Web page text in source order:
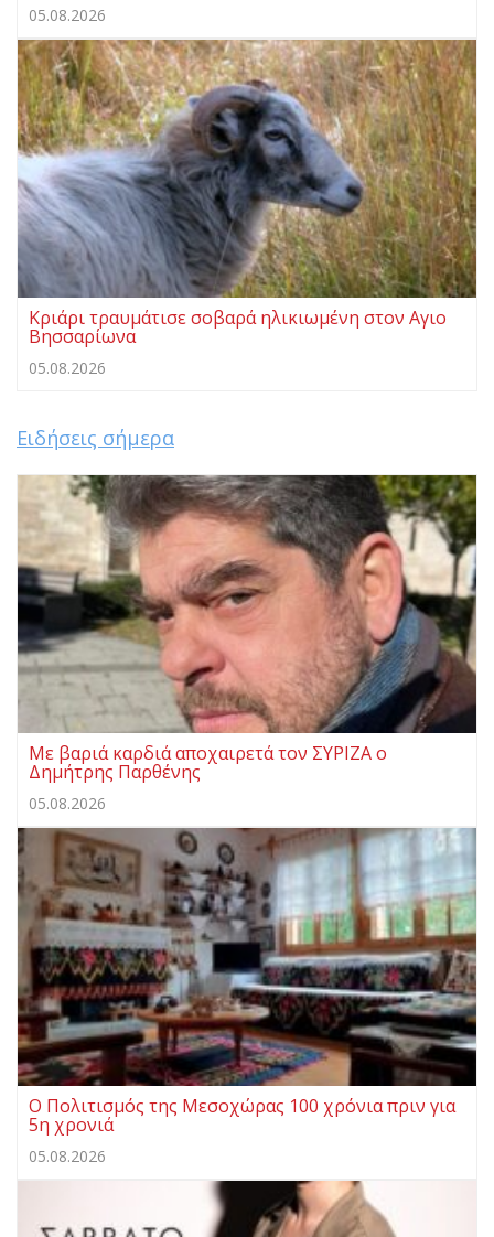
05.08.2026
Κριάρι τραυμάτισε σοβαρά ηλικιωμένη στον Αγιο
Βησσαρίωνα
05.08.2026
Ειδήσεις σήμερα
Με βαριά καρδιά αποχαιρετά τον ΣΥΡΙΖΑ ο
Δημήτρης Παρθένης
05.08.2026
Ο Πολιτισμός της Μεσοχώρας 100 χρόνια πριν για
5η χρονιά
05.08.2026